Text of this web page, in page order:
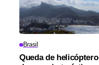
Brasil
Queda de helicóptero